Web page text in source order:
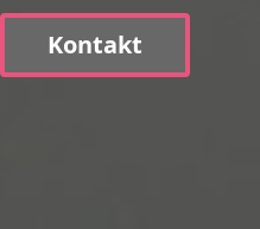
Kontakt